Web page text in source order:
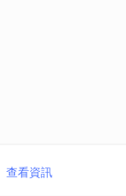
查看資訊